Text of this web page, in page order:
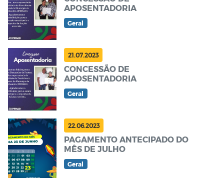
APOSENTADORIA
Geral
21.07.2023
CONCESSÃO DE
APOSENTADORIA
Geral
22.06.2023
PAGAMENTO ANTECIPADO DO
MÊS DE JULHO
Geral